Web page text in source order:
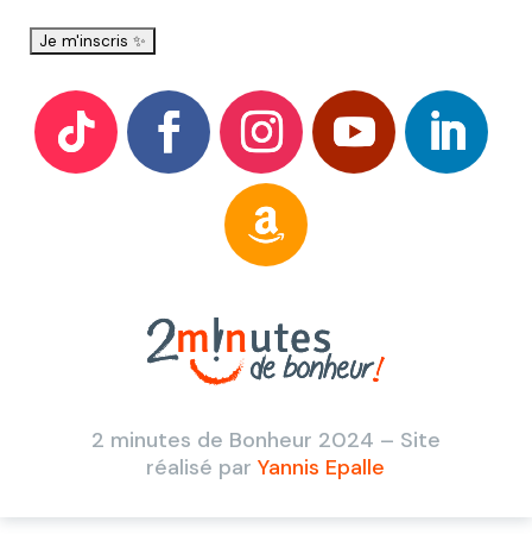
2 minutes de Bonheur 2024 – Site
réalisé parYannis Epalle